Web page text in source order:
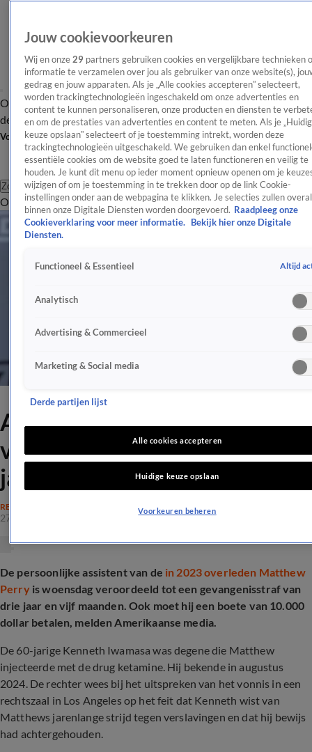
OverzichtAfleveringen Entertainment TV Algemeen
Tip
de redactieNieuwsbrief
Volg Shownieuws
Zoeken
OverzichtEntertainmentSpraakmakendRealityCrimeVideo's
Assistent Matthew Perry
veroordeeld tot ruim drie
jaar cel
RECHTSZAKEN
27 mei 2026, 21:47
De persoonlijke assistent van de in 2023 overleden Matthew
Perry is woensdag veroordeeld tot een gevangenisstraf van
drie jaar en vijf maanden. Ook moet hij een boete van 10.000
dollar betalen, melden Amerikaanse media.
De 60-jarige Kenneth Iwamasa was degene die Matthew
injecteerde met de drug ketamine. Hij bekende in augustus
2024. De rechter wees bij het uitspreken van het vonnis in een
rechtszaal in Los Angeles op het feit dat Kenneth wist van
Matthews jarenlange strijd tegen verslavingen en dat hij bewijs
had achtergehouden.
Jouw cookievoorkeuren
Wij en onze 29 partners gebruiken cookies en vergelijkbare technieken
informatie te verzamelen over jou als gebruiker van onze website(s),
gedrag en jouw apparaten. Als je „Alle cookies accepteren” selecteert,
worden trackingtechnologieën ingeschakeld om onze advertenties en
content te kunnen personaliseren, onze producten en diensten te
en om de prestaties van advertenties en content te meten. Als je
keuze opslaan” selecteert of je toestemming intrekt, worden deze
trackingtechnologieën uitgeschakeld. We gebruiken dan enkel
essentiële cookies om de website goed te laten functioneren en veilig te
houden. Je kunt dit menu op ieder moment opnieuw openen om je
wijzigen of om je toestemming in te trekken door op de link Cookie-
instellingen onder aan de webpagina te klikken. Je selecties zullen overal
binnen onze Digitale Diensten worden doorgevoerd. Raadpleeg onze
Cookieverklaring voor meer informatie.
Bekijk hier onze Digitale
Diensten.
Functioneel & Essentieel Altijd
Analytisch
Advertising & Commercieel
Marketing & Social media
Derde partijen lijst
Alle cookies accepteren
Huidige keuze opslaan
Voorkeuren beheren